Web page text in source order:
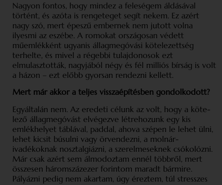
Nagyon fontos, hogy mindez a feleségem áldásával
történt, és azóta is rengeteget segít nekem. Ez azért
nagy szó, mert épeszű embernek nem jutott volna
ilyesmi az eszébe. A romokat országosan védett
műemlékként ugyanis állagmegóvási kötelezettség
terhelte, és mivel a régebbi tulajdonosok ezt
elmulasztották, nagyjából négy és fél milliós bírság is volt
a házon – ezt előbb gyorsan rendezni kellett.
Mert már akkor a teljes visszaépítésben gondol­kodott?
Egyáltalán nem. Az eredeti célunk az volt, hogy a köte­
lező állagmegóvást elvégezve létrehozunk egy kis
emlékhelyet táblával, paddal, ahova szépen le lehet ülni,
lehet kicsit búsulni vagy örvendezni, a molnár­
ivadékoknak nosztalgiázni, a szerelmeseknek csókolózni.
Már csak azért sem álmodoztam ennél többről, mert
összesen háromszázezer forintom maradt bármire.
Pályázni pedig nem akartam, úgy éreztem, túl stresszes